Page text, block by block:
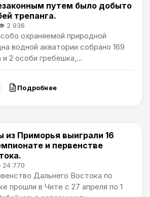
края
путем было добыто
трепанга.
2 936
охраняемой природной
водной акватории собрано 169
и 2 особи гребешка,...
Подробнее
края
из Приморья выиграли 16
и первенстве
770
Дальнего Востока по
прошли в Чите с 27 апреля по 1